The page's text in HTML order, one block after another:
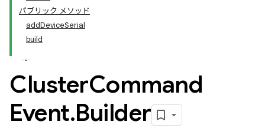
パブリック メソッド
addDeviceSerial
build
ClusterCommand
Event.Builder